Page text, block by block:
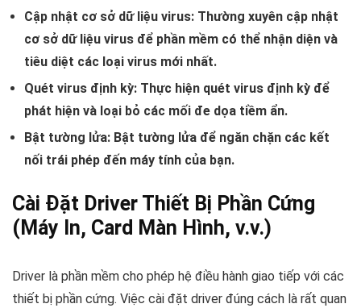
Cập nhật cơ sở dữ liệu virus: Thường xuyên cập nhật
cơ sở dữ liệu virus để phần mềm có thể nhận diện và
tiêu diệt các loại virus mới nhất.
Quét virus định kỳ: Thực hiện quét virus định kỳ để
phát hiện và loại bỏ các mối đe dọa tiềm ẩn.
Bật tường lửa: Bật tường lửa để ngăn chặn các kết
nối trái phép đến máy tính của bạn.
Cài Đặt Driver Thiết Bị Phần Cứng
(Máy In, Card Màn Hình, v.v.)
Driver là phần mềm cho phép hệ điều hành giao tiếp với các
thiết bị phần cứng. Việc cài đặt driver đúng cách là rất quan